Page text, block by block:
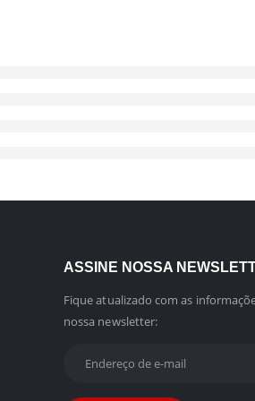
ASSINE NOSSA
Fique atualizado com as
nossa newsletter: